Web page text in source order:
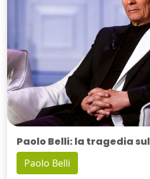
Paolo Belli: la tragedia
Paolo Belli